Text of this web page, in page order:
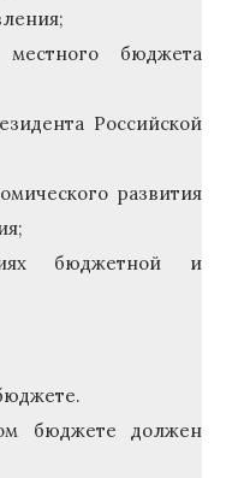
бюджета
Российской
развития
бюджетной и
бюджете должен